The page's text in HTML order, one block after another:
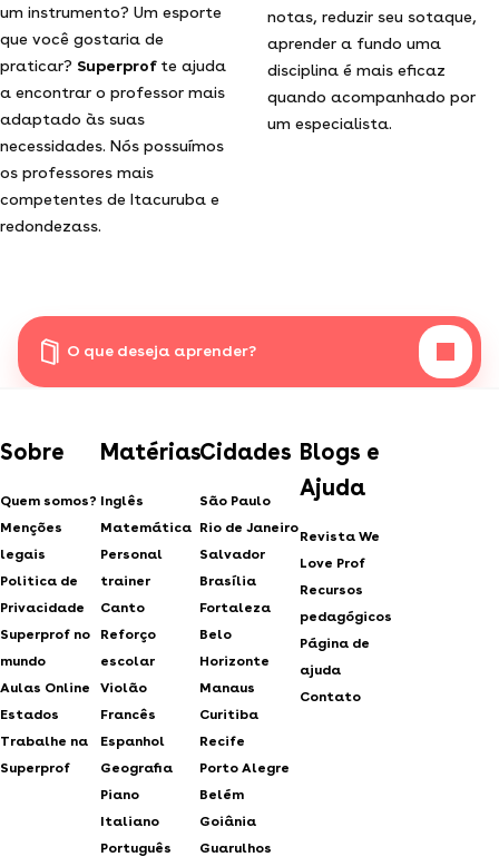
um instrumento? Um esporte
que você gostaria de
praticar? Superprof te ajuda
a encontrar o professor mais
adaptado às suas
necessidades. Nós possuímos
os professores mais
competentes de Itacuruba e
redondezass.
notas, reduzir seu sotaque,
aprender a fundo uma
disciplina é mais eficaz
quando acompanhado por
um especialista.
O que deseja aprender?
Sobre
Quem somos?
Menções
legais
Politica de
Privacidade
Superprof no
mundo
Aulas Online
Estados
Trabalhe na
Superprof
Matérias
Inglês
Matemática
Personal
trainer
Canto
Reforço
escolar
Violão
Francês
Espanhol
Geografia
Piano
Italiano
Português
Cidades
São Paulo
Rio de Janeiro
Salvador
Brasília
Fortaleza
Belo
Horizonte
Manaus
Curitiba
Recife
Porto Alegre
Belém
Goiânia
Guarulhos
Blogs e
Ajuda
Revista We
Love Prof
Recursos
pedagógicos
Página de
ajuda
Contato